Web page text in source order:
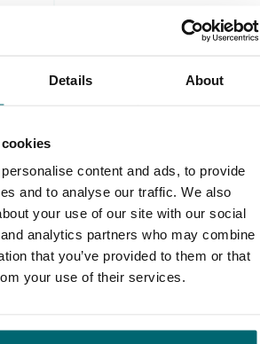
Details About
content and ads, to provide
and to analyse our traffic. We also
your use of our site with our social
analytics partners who may combine
that you’ve provided to them or that
your use of their services.
gingen u al